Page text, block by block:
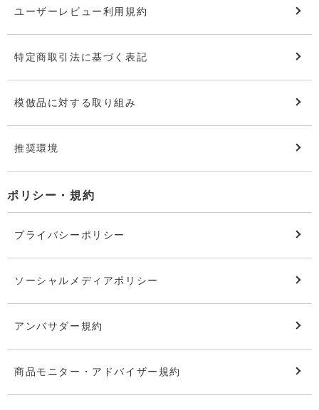
ユーザーレビュー利用規約
特定商取引法に基づく表記
模倣品に対する取り組み
推奨環境
ポリシー・規約
プライバシーポリシー
ソーシャルメディアポリシー
アンバサダー規約
商品モニター・アドバイザー規約